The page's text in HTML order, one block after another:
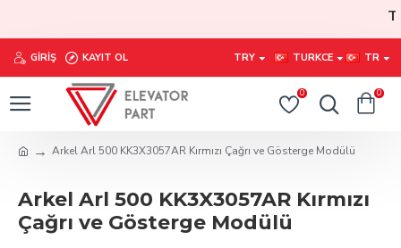
GIRIŞ KAYIT OL TRY TURKCE TR
0 0
Arkel Arl 500 KK3X3057AR Kırmızı Çağrı ve Gösterge Modülü
Arkel Arl 500 KK3X3057AR Kırmızı
Çağrı ve Gösterge Modülü